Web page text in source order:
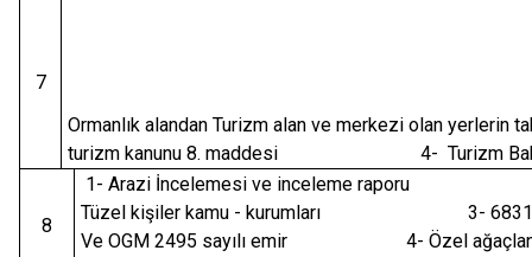
7
Ormanlık alandan Turizm alan
turizm kanunu 8. maddesi 4- Turizm
8
1- Arazi İncelemesi ve inceleme raporu
Tüzel kişiler kamu - kurumları 3- 6831
Ve OGM 2495 sayılı emir 4- Özel